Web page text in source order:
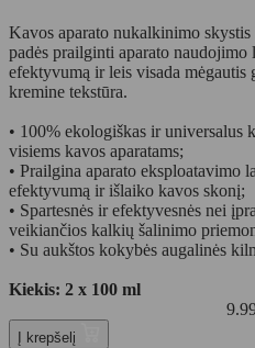
Kavos aparato nukalkinimo skystis
padės prailginti aparato naudojimo
efektyvumą ir leis visada mėgautis
kremine tekstūra.
• 100% ekologiškas ir universalus
visiems kavos aparatams;
• Prailgina aparato eksploatavimo
efektyvumą ir išlaiko kavos skonį;
• Spartesnės ir efektyvesnės nei
veikiančios kalkių šalinimo
• Su aukštos kokybės augalinės
Kiekis: 2 x 100 ml
Į krepšelį